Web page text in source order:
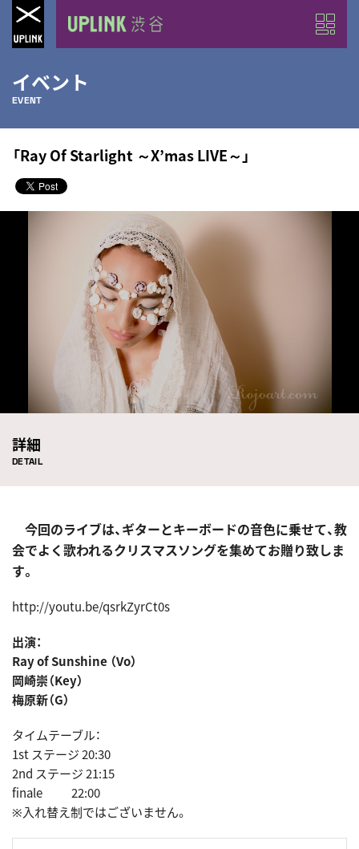
イベント
EVENT
「Ray Of Starlight ～X’mas LIVE～」
詳細
DETAIL
今回のライブは、ギターとキーボードの音色に乗せて、教
会でよく歌われるクリスマスソングを集めてお贈り致しま
す。
http://youtu.be/qsrkZyrCt0s
出演：
Ray of Sunshine （Vo）
岡崎崇（Key）
梅原新（G）
タイムテーブル：
1st ステージ 20:30
2nd ステージ 21:15
finale 22:00
※入れ替え制ではございません。